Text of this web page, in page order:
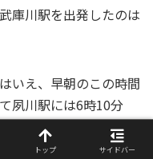
庫川駅を出発したのは
いえ、早朝のこの時間
夙川駅には6時10分
り、駅の周辺はまだ
トップ サイドバー